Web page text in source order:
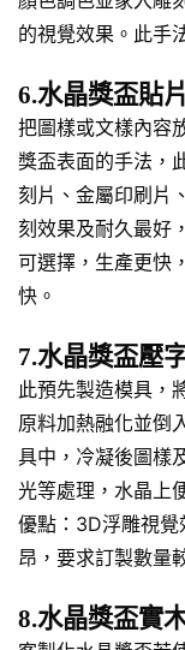
的視覺效果。此手
6.水晶獎盃貼
把圖樣或文樣內容
獎盃表面的手法，
刻片、金屬印刷片
刻效果及耐久最好
可選擇，生產更快
快。
7.水晶獎盃壓
此預先製造模具，
原料加熱融化並倒
具中，冷凝後圖樣
光等處理，水晶上
優點：3D浮雕視覺
昂，要求訂製數量
8.水晶獎盃實